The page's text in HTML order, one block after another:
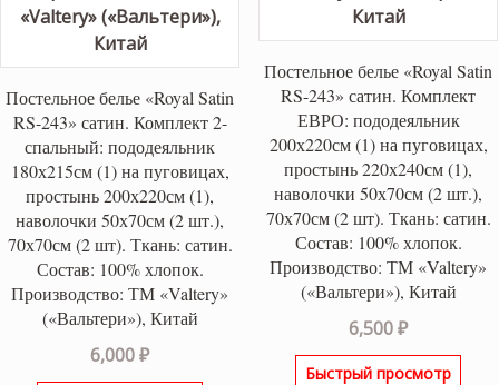
Постельное белье «Royal Satin
RS-243» сатин. Комплект 2-
спальный: пододеяльник
180х215см (1) на пуговицах,
простынь 200х220см (1),
наволочки 50х70см (2 шт.),
70х70см (2 шт). Ткань: сатин.
Состав: 100% хлопок.
Производство: ТМ «Valtery»
(«Вальтери»), Китай
6,000₽
Постельное белье «Royal Satin
RS-243» сатин. Комплект
ЕВРО: пододеяльник
200х220см (1) на пуговицах,
простынь 220х240см (1),
наволочки 50х70см (2 шт.),
70х70см (2 шт). Ткань: сатин.
Состав: 100% хлопок.
Производство: ТМ «Valtery»
(«Вальтери»), Китай
6,500₽
Быстрый просмотр